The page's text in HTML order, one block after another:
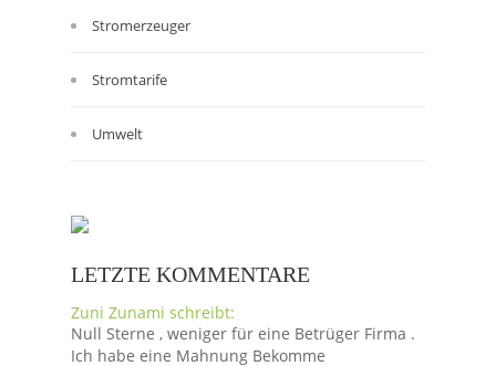
Stromerzeuger
Stromtarife
Umwelt
LETZTE KOMMENTARE
Zuni Zunami schreibt:
Null Sterne , weniger für eine Betrüger Firma .
Ich habe eine Mahnung Bekomme